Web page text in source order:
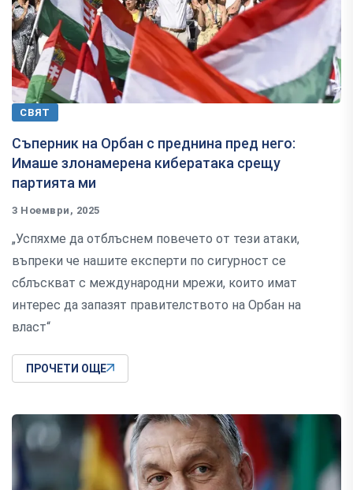
СВЯТ
Съперник на Орбан с преднина пред него:
Имаше злонамерена кибератака срещу
партията ми
3 Ноември, 2025
„Успяхме да отблъснем повечето от тези атаки,
въпреки че нашите експерти по сигурност се
сблъскват с международни мрежи, които имат
интерес да запазят правителството на Орбан на
власт“
ПРОЧЕТИ ОЩЕ